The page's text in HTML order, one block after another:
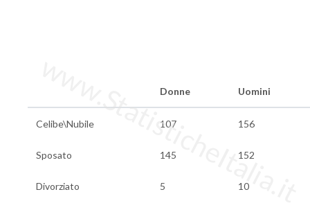
Donne Uomini
Celibe\Nubile 107 156
Sposato 145 152
Divorziato 5 10
www.StatisticheItalia.it